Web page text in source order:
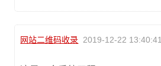
网站二维码收录 2019-12-22 13:40:41